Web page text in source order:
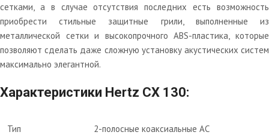
сетками, а в случае отсутствия последних есть возможность
приобрести стильные защитные грили, выполненные из
металлической сетки и высокопрочного ABS-пластика, которые
позволяют сделать даже сложную установку акустических систем
максимально элегантной.
Характеристики Hertz CX 130:
Тип 2-полосные коаксиальные АС